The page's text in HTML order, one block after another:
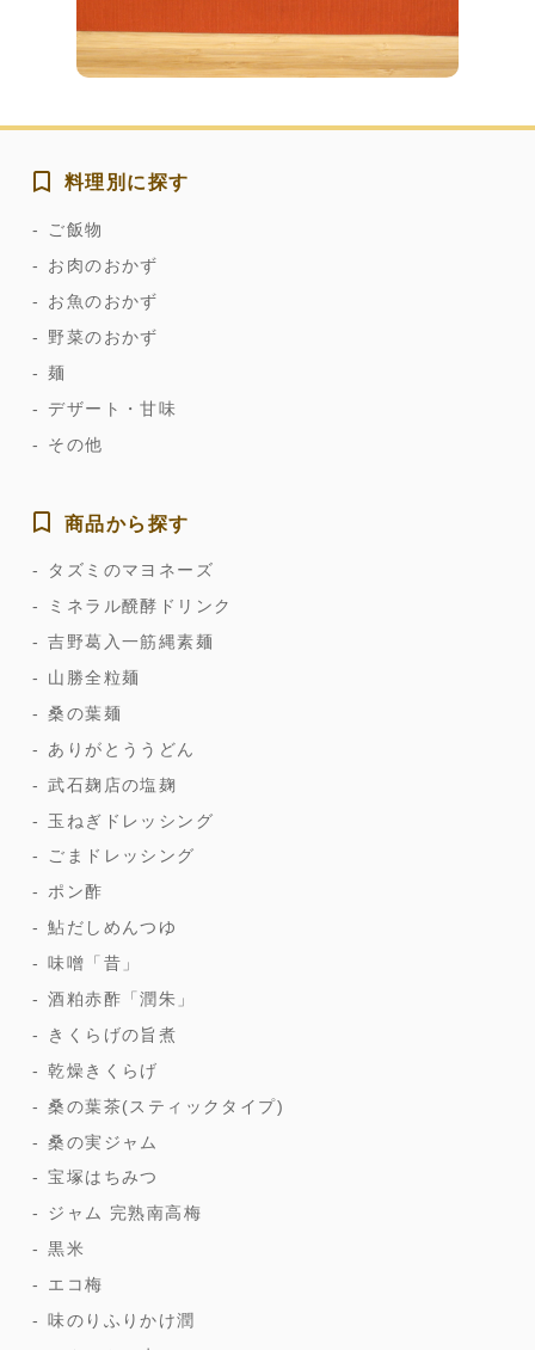
料理別に探す
ご飯物
お肉のおかず
お魚のおかず
野菜のおかず
麺
デザート・甘味
その他
商品から探す
タズミのマヨネーズ
ミネラル醗酵ドリンク
吉野葛入一筋縄素麺
山勝全粒麺
桑の葉麺
ありがとううどん
武石麹店の塩麹
玉ねぎドレッシング
ごまドレッシング
ポン酢
鮎だしめんつゆ
味噌「昔」
酒粕赤酢「潤朱」
きくらげの旨煮
乾燥きくらげ
桑の葉茶(スティックタイプ)
桑の実ジャム
宝塚はちみつ
ジャム 完熟南高梅
黒米
エコ梅
味のりふりかけ潤